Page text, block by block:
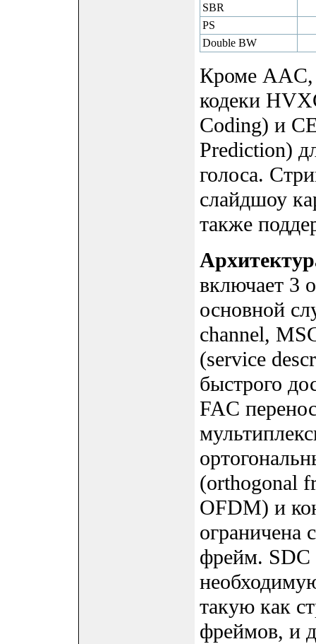
SBR
PS
Double BW
Кроме AAC,
кодеки
Coding) и
Prediction)
голоса.
слайдшоу
также
включает 3
основной
channel,
(service
быстрого
FAC
(orthogonal
OFDM) и
ограничена
фрейм.
такую как
фреймов, и